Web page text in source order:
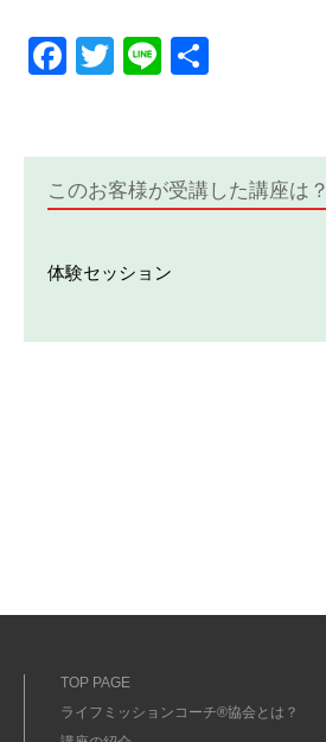
Facebook
Twitter
Line
このお客様が受講した講座は？
体験セッション
TOP PAGE
ライフミッションコーチ®協会とは？